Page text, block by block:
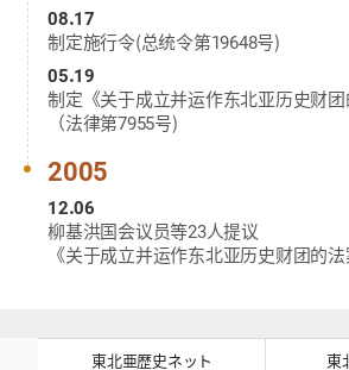
08.17
制定施行令(总统令第19648号)
05.19
制定《关于成立并运作东北亚历史财团
（法律第7955号)
2005
12.06
柳基洪国会议员等23人提议
《关于成立并运作东北亚历史财团的法
東北亜歴史ネット 東